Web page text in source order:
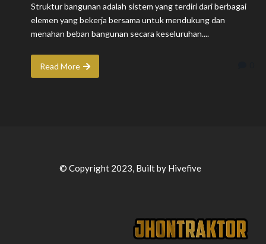
Struktur bangunan adalah sistem yang terdiri dari berbagai
elemen yang bekerja bersama untuk mendukung dan
menahan beban bangunan secara keseluruhan....
Read More
© Copyright 2023, Built by Hivefive